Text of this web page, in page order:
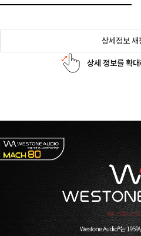
상세정보 새
상세 정보를 확